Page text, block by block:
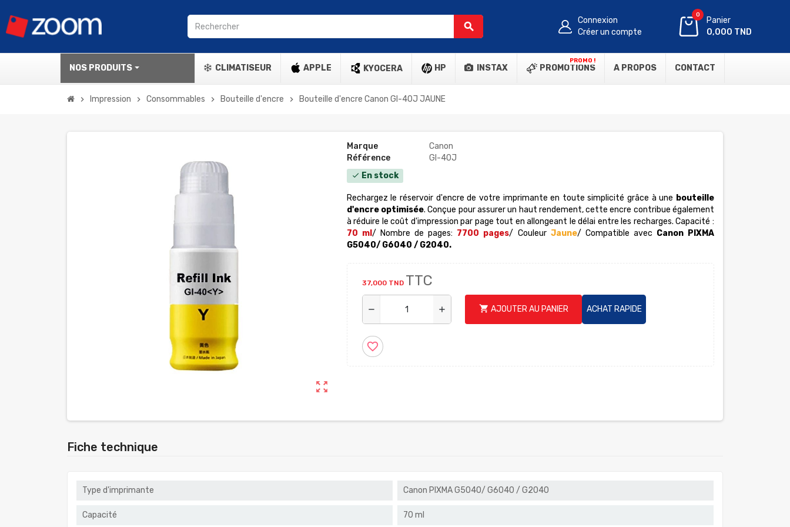
search
Connexion
Créer un compte
0
Panier
0,000 TND
NOS PRODUITS CLIMATISEUR APPLE KYOCERA HP INSTAX PROMOTIONS
PROMO !
A PROPOS CONTACT
chevron_right Impression chevron_right Consommables chevron_right Bouteille d'encre chevron_right Bouteille d'encre Canon GI-40J JAUNE
zoom_out_map
Marque
Canon
Référence
GI-40J
check En stock
Rechargez le réservoir d'encre de votre imprimante en toute simplicité grâce à une bouteille
d'encre optimisée. Conçue pour assurer un haut rendement, cette encre contribue également
à réduire le coût d'impression par page tout en allongeant le délai entre les recharges. Capacité :
70 ml / Nombre de pages: 7700 pages/ CouleurJaune/ Compatible avec Canon PIXMA
G5040/ G6040 / G2040.
37,000 TND TTC
remove add shopping_cart AJOUTER AU PANIER ACHAT RAPIDE
favorite_border
Fiche technique
Type d'imprimante Canon PIXMA G5040/ G6040 / G2040
Capacité 70 ml